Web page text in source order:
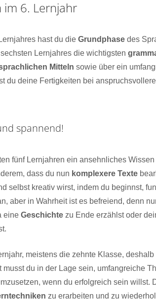
im 6. Lernjahr
hast du die Grundphasedes
Lernjahres die wichtigsten
Mitteln sowie über ein
du deine Fertigkeiten bei
spannend!
fünf Lernjahren ein ansehnliches
dass du nun komplexere Texte
selbst kreativ wirst, indem du beginnst,
aber in Wahrheit ist es befreiend, denn
eine Geschichtezu Ende erzählst oder
meistens die zehnte Klasse,
musst du in der Lage sein, umfangreiche
wenn du erfolgreich sein willst.
zu erarbeiten und zu